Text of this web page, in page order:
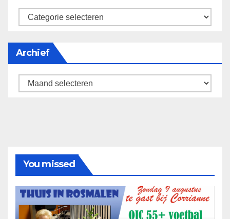
categorieën
Archief
Archief
You missed